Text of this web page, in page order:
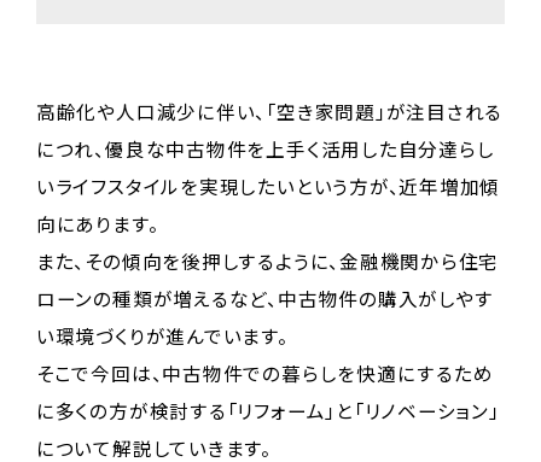
高齢化や人口減少に伴い、「空き家問題」が注目される
につれ、優良な中古物件を上手く活用した自分達らし
いライフスタイルを実現したいという方が、近年増加傾
向にあります。
また、その傾向を後押しするように、金融機関から住宅
ローンの種類が増えるなど、中古物件の購入がしやす
い環境づくりが進んでいます。
そこで今回は、中古物件での暮らしを快適にするため
に多くの方が検討する「リフォーム」と「リノベーション」
について解説していきます。